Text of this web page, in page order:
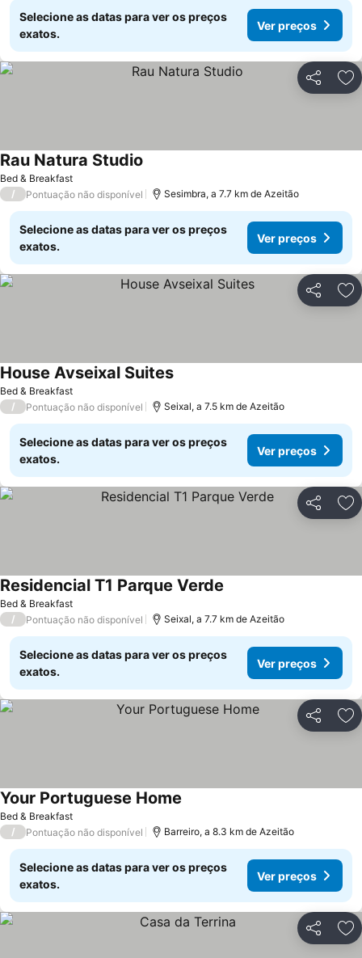
Selecione as datas para ver os preços
exatos.
Ver preços
Partilhar
Bed & Breakfast
Rau Natura Studio
/ Pontuação não disponível Sesimbra, a 7.7 km de Azeitão
Selecione as datas para ver os preços
exatos.
Ver preços
Partilhar
Bed & Breakfast
House Avseixal SuitesVer preços
/ Pontuação não disponível Seixal, a 7.5 km de Azeitão
Selecione as datas para ver os preços
exatos.
Ver preços
Partilhar
Bed & Breakfast
Residencial T1 Parque Verde
/ Pontuação não disponível Seixal, a 7.7 km de Azeitão
Selecione as datas para ver os preços
exatos.
Ver preços
Partilhar
Bed & Breakfast
Your Portuguese Home
/ Pontuação não disponível Barreiro, a 8.3 km de Azeitão
Selecione as datas para ver os preços
exatos.
Ver preços
Partilhar